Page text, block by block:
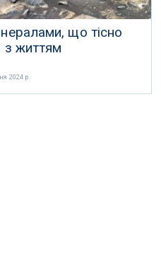
що тісно
з життям
2024 р.